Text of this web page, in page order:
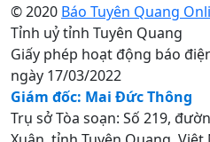
© 2020 Báo Tuyên Quang
Tỉnh uỷ tỉnh Tuyên Quang
Giấy phép hoạt động báo
ngày 17/03/2022
Giám đốc: Mai Đức Thông
Trụ sở Tòa soạn: Số 219,